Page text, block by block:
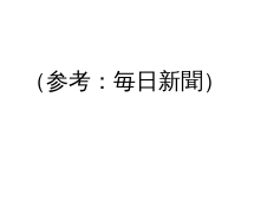
（参考：毎日新聞）